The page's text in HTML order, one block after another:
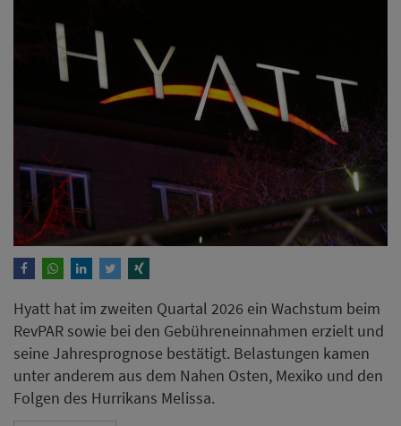
Hyatt hat im zweiten Quartal 2026 ein Wachstum beim
RevPAR sowie bei den Gebühreneinnahmen erzielt und
seine Jahresprognose bestätigt. Belastungen kamen
unter anderem aus dem Nahen Osten, Mexiko und den
Folgen des Hurrikans Melissa.